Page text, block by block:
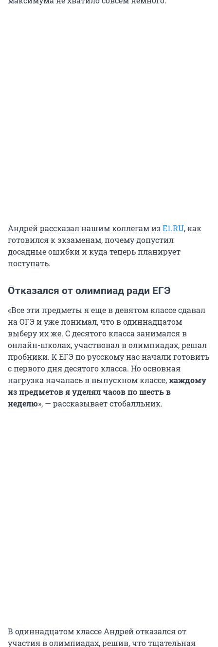
Андрей рассказал нашим коллегам изE1.RU, как
готовился к экзаменам, почему допустил
досадные ошибки и куда теперь планирует
поступать.
Отказался от олимпиад ради ЕГЭ
«Все эти предметы я еще в девятом классе сдавал
на ОГЭ и уже понимал, что в одиннадцатом
выберу их же. С десятого класса занимался в
онлайн-школах, участвовал в олимпиадах, решал
пробники. К ЕГЭ по русскому нас начали готовить
с первого дня десятого класса. Но основная
нагрузка началась в выпускном классе,каждому
из предметов я уделял часов по шесть в
неделю», — рассказывает стобалльник.
В одиннадцатом классе Андрей отказался от
участия в олимпиадах, решив, что тщательная